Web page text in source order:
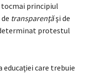
tocmai principiul
transparenţăşi de
protestul
educaţiei care trebuie